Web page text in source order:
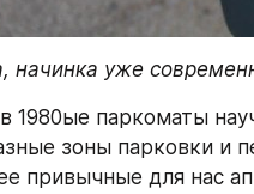
начинка уже
1980ые паркоматы
зоны парковки и
привычные для нас